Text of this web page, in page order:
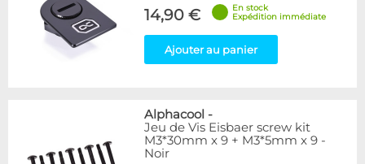
14,90 €
En stock
Expédition immédiate
Ajouter au panier
Alphacool -
Jeu de Vis Eisbaer screw kit
M3*30mm x 9 + M3*5mm x 9 -
Noir